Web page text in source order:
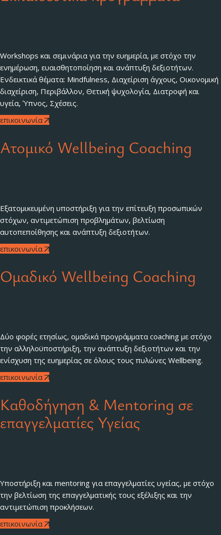
Workshops και σεμινάρια για την ευημερία, με στόχο την
ενημέρωση, ευαισθητοποίηση και ανάπτυξη δεξιοτήτων.
Ενδεικτικά θέματα: Mindfulness, Διαχείριση άγχους, Οικονομική
διαχείριση, Περιβάλλον, Θετική ψυχολογία, Διατροφή και
υγεία, Ύπνος, Σχέσεις.
επικοινωνία
Ατομικό Wellbeing Coaching
Εξατομικευμένη υποστήριξη για την επίτευξη προσωπικών
στόχων, αντιμετώπιση προβλημάτων, βελτίωση
αυτοπεποίθησης και ανάπτυξη δεξιοτήτων.
επικοινωνία
Ομαδικό Wellbeing Coaching
Δύο φορές ετησίως, ομαδικά προγράμματα coaching με στόχο
την αλληλοϋποστήριξη, την ανάπτυξη δεξιοτήτων και την
ενίσχυση της ευημερίας σε όλους τους πυλώνες Wellbeing.
επικοινωνία
Καθοδήγηση & Mentoring σε
επαγγελματίες Υγείας
Υποστήριξη και mentoring για επαγγελματίες υγείας, με στόχο
την βελτίωση της επαγγελματικής τους εξέλιξης και την
αντιμετώπιση προκλήσεων.
επικοινωνία